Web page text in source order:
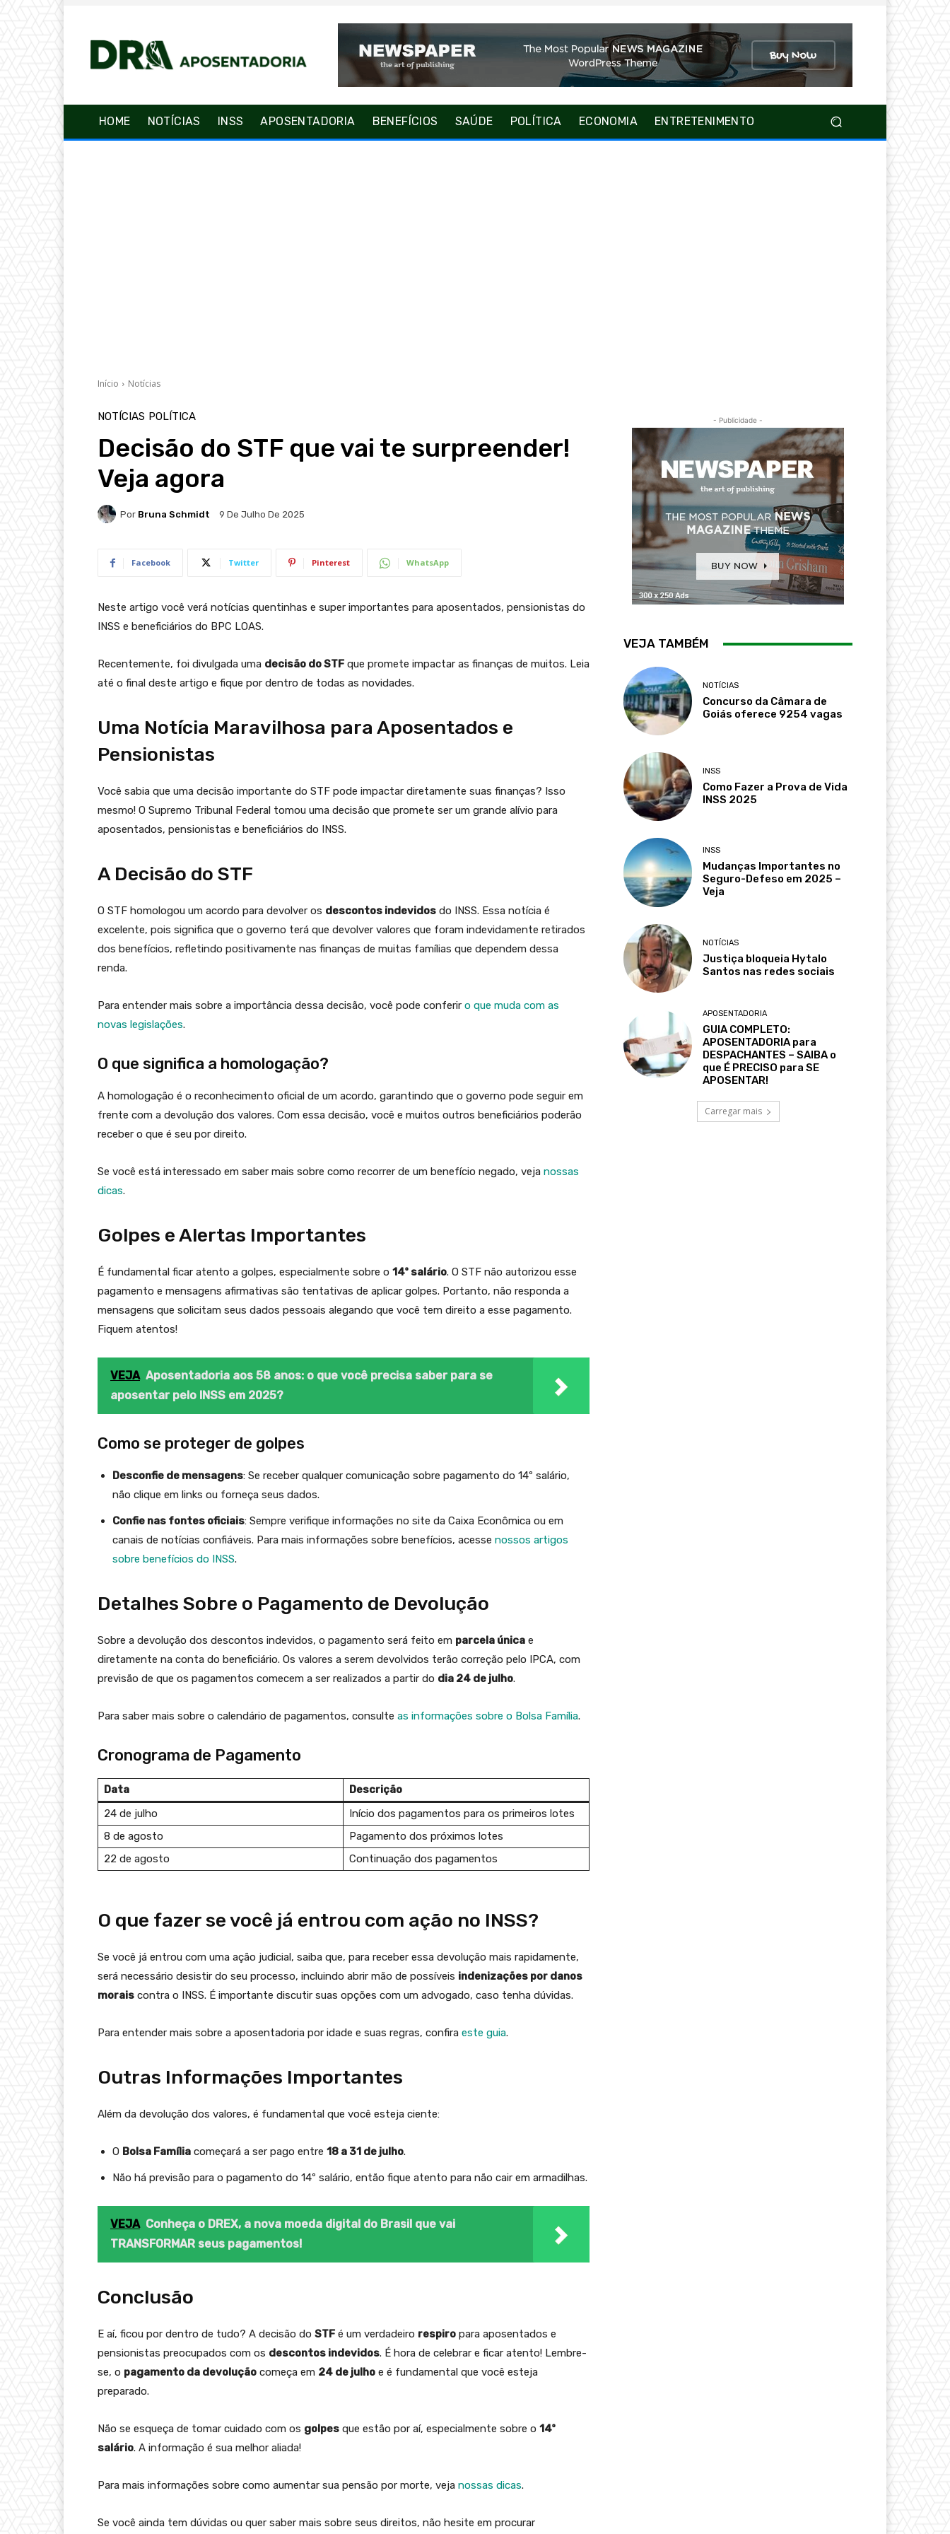
HOME NOTÍCIAS INSS APOSENTADORIA BENEFÍCIOS SAÚDE POLÍTICA ECONOMIA ENTRETENIMENTO
Início Notícias
NOTÍCIAS POLÍTICA
Decisão do STF que vai te surpreender!
Veja agora
Por Bruna Schmidt 9 De Julho De 2025
Facebook Twitter Pinterest WhatsApp
Neste artigo você verá notícias quentinhas e super importantes para aposentados, pensionistas do
INSS e beneficiários do BPC LOAS.
Recentemente, foi divulgada uma decisão do STFque promete impactar as finanças de muitos. Leia
até o final deste artigo e fique por dentro de todas as novidades.
Uma Notícia Maravilhosa para Aposentados e
Pensionistas
Você sabia que uma decisão importante do STF pode impactar diretamente suas finanças? Isso
mesmo! O Supremo Tribunal Federal tomou uma decisão que promete ser um grande alívio para
aposentados, pensionistas e beneficiários do INSS.
A Decisão do STF
O STF homologou um acordo para devolver os descontos indevidos do INSS. Essa notícia é
excelente, pois significa que o governo terá que devolver valores que foram indevidamente retirados
dos benefícios, refletindo positivamente nas finanças de muitas famílias que dependem dessa
renda.
Para entender mais sobre a importância dessa decisão, você pode conferir o que muda com as
novas legislações.
O que significa a homologação?
A homologação é o reconhecimento oficial de um acordo, garantindo que o governo pode seguir em
frente com a devolução dos valores. Com essa decisão, você e muitos outros beneficiários poderão
receber o que é seu por direito.
Se você está interessado em saber mais sobre como recorrer de um benefício negado, veja nossas
dicas.
Golpes e Alertas Importantes
É fundamental ficar atento a golpes, especialmente sobre o 14º salário. O STF não autorizou esse
pagamento e mensagens afirmativas são tentativas de aplicar golpes. Portanto, não responda a
mensagens que solicitam seus dados pessoais alegando que você tem direito a esse pagamento.
Fiquem atentos!
VEJA Aposentadoria aos 58 anos: o que você precisa saber para se
aposentar pelo INSS em 2025?
Como se proteger de golpes
Desconfie de mensagens: Se receber qualquer comunicação sobre pagamento do 14º salário,
não clique em links ou forneça seus dados.
Confie nas fontes oficiais: Sempre verifique informações no site da Caixa Econômica ou em
canais de notícias confiáveis. Para mais informações sobre benefícios, acesse nossos artigos
sobre benefícios do INSS.
Detalhes Sobre o Pagamento de Devolução
Sobre a devolução dos descontos indevidos, o pagamento será feito em parcela única e
diretamente na conta do beneficiário. Os valores a serem devolvidos terão correção pelo IPCA, com
previsão de que os pagamentos comecem a ser realizados a partir do dia 24 de julho.
Para saber mais sobre o calendário de pagamentos, consulte as informações sobre o Bolsa Família.
Cronograma de Pagamento
Data
Descrição
24 de julho
Início dos pagamentos para os primeiros lotes
8 de agosto
Pagamento dos próximos lotes
22 de agosto
Continuação dos pagamentos
O que fazer se você já entrou com ação no INSS?
Se você já entrou com uma ação judicial, saiba que, para receber essa devolução mais rapidamente,
será necessário desistir do seu processo, incluindo abrir mão de possíveis indenizações por danos
morais contra o INSS. É importante discutir suas opções com um advogado, caso tenha dúvidas.
Para entender mais sobre a aposentadoria por idade e suas regras, confira este guia.
Outras Informações Importantes
Além da devolução dos valores, é fundamental que você esteja ciente:
O Bolsa Família começará a ser pago entre 18 a 31 de julho.
Não há previsão para o pagamento do 14º salário, então fique atento para não cair em armadilhas.
VEJA Conheça o DREX, a nova moeda digital do Brasil que vai
TRANSFORMAR seus pagamentos!
Conclusão
E aí, ficou por dentro de tudo? A decisão do STFé um verdadeiro respiro para aposentados e
pensionistas preocupados com os descontos indevidos. É hora de celebrar e ficar atento! Lembre-
se, o pagamento da devolução começa em 24 de julho e é fundamental que você esteja
preparado.
Não se esqueça de tomar cuidado com os golpes que estão por aí, especialmente sobre o 14º
salário. A informação é sua melhor aliada!
Para mais informações sobre como aumentar sua pensão por morte, veja nossas dicas.
Se você ainda tem dúvidas ou quer saber mais sobre seus direitos, não hesite em procurar
- Publicidade -
VEJA TAMBÉM
NOTÍCIAS
Concurso da Câmara de
Goiás oferece 9254 vagas
INSS
Como Fazer a Prova de Vida
INSS 2025
INSS
Mudanças Importantes no
Seguro-Defeso em 2025 –
Veja
NOTÍCIAS
Justiça bloqueia Hytalo
Santos nas redes sociais
APOSENTADORIA
GUIA COMPLETO:
APOSENTADORIA para
DESPACHANTES – SAIBA o
que É PRECISO para SE
APOSENTAR!
Carregar mais